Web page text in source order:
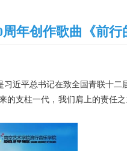
年创作歌曲《前行
近平总书记在致全国青联十二
支柱一代，我们肩上的责任